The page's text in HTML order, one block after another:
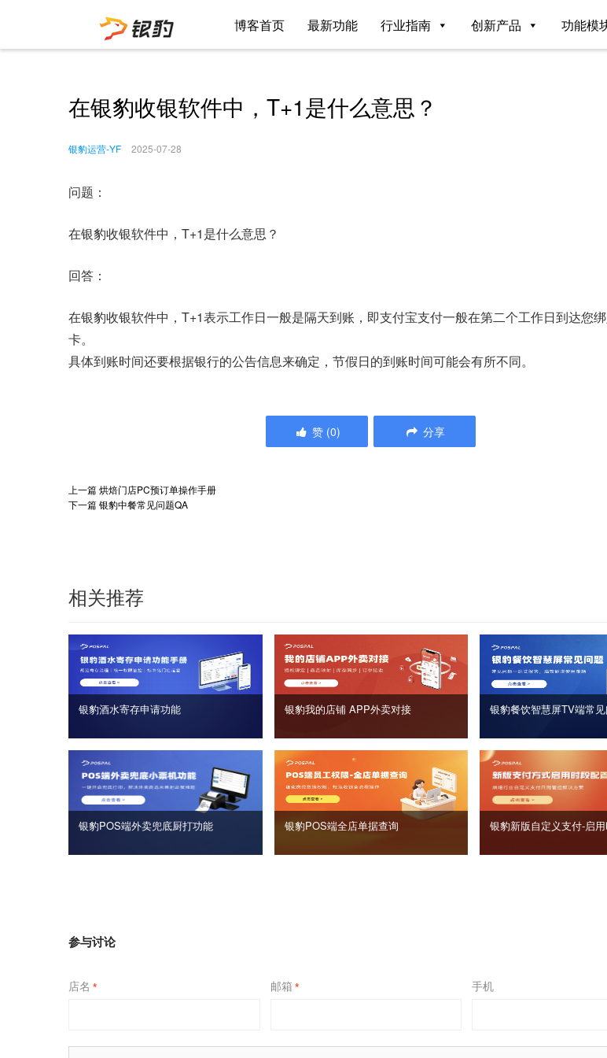
博客首页 最新功能 行业指南 创新产品 功能模
在银豹收银软件中，T+1是什么意思？
银豹运营-YF 2025-07-28
问题：
在银豹收银软件中，T+1是什么意思？
回答：
在银豹收银软件中，T+1表示工作日一般是隔天到账，即支付宝支付一般在第二个工作日到达您
卡。
具体到账时间还要根据银行的公告信息来确定，节假日的到账时间可能会有所不同。
赞 (0) 分享
上一篇烘焙门店PC预订单操作手册
下一篇银豹中餐常见问题QA
相关推荐
银豹酒水寄存申请功能 银豹我的店铺 APP外卖对接 银豹餐饮智慧屏TV端常
银豹POS端外卖兜底厨打功能 银豹POS端全店单据查询 银豹新版自定义支付‑启
参与讨论
店名 * 邮箱 * 手机